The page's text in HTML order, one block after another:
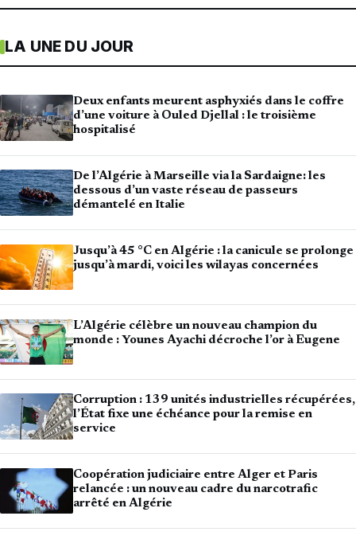
LA UNE DU JOUR
Deux enfants meurent asphyxiés dans le coffre
d’une voiture à Ouled Djellal : le troisième
hospitalisé
De l’Algérie à Marseille via la Sardaigne: les
dessous d’un vaste réseau de passeurs
démantelé en Italie
Jusqu’à 45 °C en Algérie : la canicule se prolonge
jusqu’à mardi, voici les wilayas concernées
L’Algérie célèbre un nouveau champion du
monde : Younes Ayachi décroche l’or à Eugene
Corruption : 139 unités industrielles récupérées,
l’État fixe une échéance pour la remise en
service
Coopération judiciaire entre Alger et Paris
relancée : un nouveau cadre du narcotrafic
arrêté en Algérie